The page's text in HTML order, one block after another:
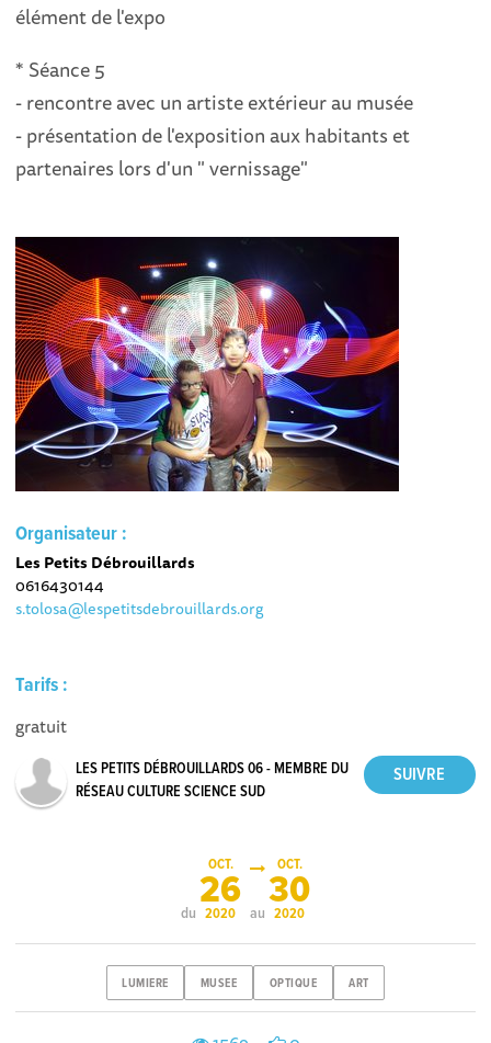
élément de l'expo
* Séance 5
- rencontre avec un artiste extérieur au musée
- présentation de l'exposition aux habitants et
partenaires lors d'un " vernissage"
Organisateur :
Les Petits Débrouillards
0616430144
s.tolosa@lespetitsdebrouillards.org
Tarifs :
gratuit
LES PETITS DÉBROUILLARDS 06 - MEMBRE DU
RÉSEAU CULTURE SCIENCE SUD
du
OCT.
26
2020 au
OCT.
30
2020
LUMIERE MUSEE OPTIQUE ART